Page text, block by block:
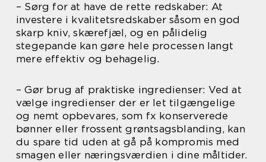
– Sørg for at have de rette redskaber: At
investere i kvalitetsredskaber såsom en god
skarp kniv, skærefjæl, og en pålidelig
stegepande kan gøre hele processen langt
mere effektiv og behagelig.
– Gør brug af praktiske ingredienser: Ved at
vælge ingredienser der er let tilgængelige
og nemt opbevares, som fx konserverede
bønner eller frossent grøntsagsblanding, kan
du spare tid uden at gå på kompromis med
smagen eller næringsværdien i dine måltider.